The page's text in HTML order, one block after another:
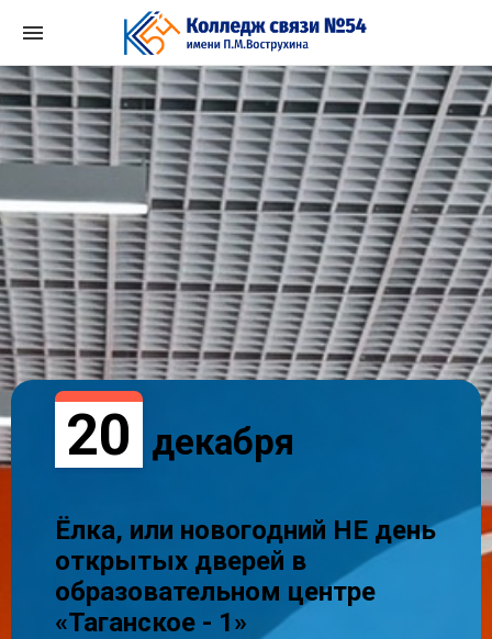
содержимому
/ /
20 декабря
Ёлка, или новогодний НЕ день
открытых дверей в
образовательном центре
«Таганское - 1»